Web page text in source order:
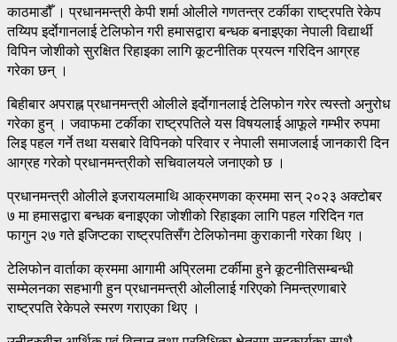
काठमाडौँ । प्रधानमन्त्री केपी शर्मा ओलीले गणतन्त्र टर्कीका राष्ट्रपति रेकेप
तय्यिप इर्दाेगानलाई टेलिफोन गरी हमासद्वारा बन्धक बनाइएका नेपाली विद्यार्थी
विपिन जोशीको सुरक्षित रिहाइका लागि कूटनीतिक प्रयत्न गरिदिन आग्रह
गरेका छन् ।
बिहीबार अपराह्न प्रधानमन्त्री ओलीले इर्दाेगानलाई टेलिफोन गरेर त्यस्तो अनुरोध
गरेका हुन् । जवाफमा टर्कीका राष्ट्रपतिले यस विषयलाई आफूले गम्भीर रुपमा
लिइ पहल गर्ने तथा यसबारे विपिनको परिवार र नेपाली समाजलाई जानकारी दिन
आग्रह गरेको प्रधानमन्त्रीको सचिवालयले जनाएको छ ।
प्रधानमन्त्री ओलीले इजरायलमाथि आक्रमणका क्रममा सन् २०२३ अक्टोबर
७ मा हमासद्वारा बन्धक बनाइएका जोशीको रिहाइका लागि पहल गरिदिन गत
फागुन २७ गते इजिप्टका राष्ट्रपतिसँग टेलिफोनमा कुराकानी गरेका थिए ।
टेलिफोन वार्ताका क्रममा आगामी अप्रिलमा टर्कीमा हुने कूटनीतिसम्बन्धी
सम्मेलनका सहभागी हुन प्रधानमन्त्री ओलीलाई गरिएको निमन्त्रणाबारे
राष्ट्रपति रेकेपले स्मरण गराएका थिए ।